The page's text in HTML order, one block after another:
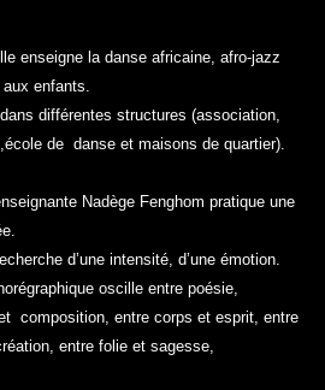
enseigne la danse africaine, afro-jazz
enfants.
différentes structures (association,
de danse et maisons de quartier).
Nadège Fenghom pratique une
d’une intensité, d’une émotion.
oscille entre poésie,
composition, entre corps et esprit, entre
entre folie et sagesse,